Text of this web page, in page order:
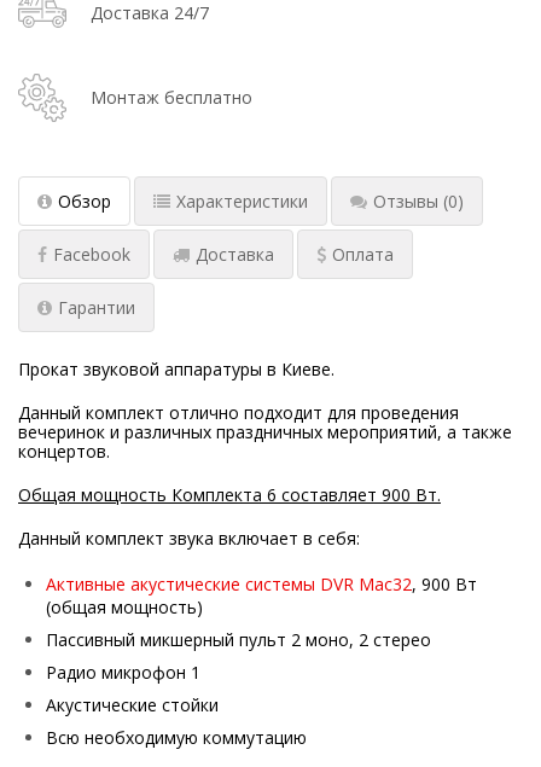
Доставка 24/7
Монтаж бесплатно
Обзор Характеристики Отзывы (0)
Facebook Доставка Оплата
Гарантии
Прокат звуковой аппаратуры в Киеве.
Данный комплект отлично подходит для проведения
вечеринок и различных праздничных мероприятий, а также
концертов.
Общая мощность Комплекта 6 составляет 900 Вт.
Данный комплект звука включает в себя:
Активные акустические системы DVR Mac32, 900 Вт
(общая мощность)
Пассивный микшерный пульт 2 моно, 2 стерео
Радио микрофон 1
Акустические стойки
Всю необходимую коммутацию